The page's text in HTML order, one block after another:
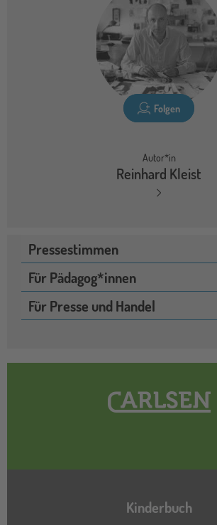
Folgen
Autor*in
Reinhard Kleist
Pressestimmen
Für Pädagog*innen
Für Presse und Handel
Hauptnavigation
Kinderbuch